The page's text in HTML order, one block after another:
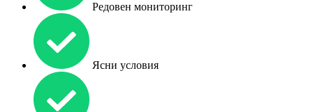
Редовен мониторинг
Ясни условия